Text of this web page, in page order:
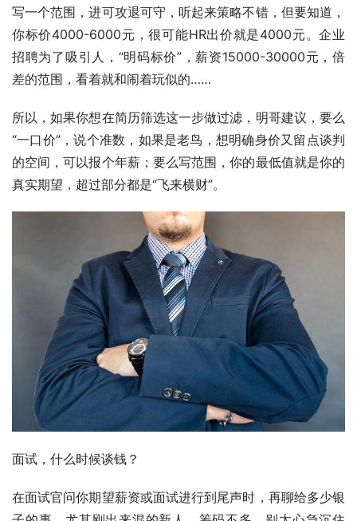
写一个范围，进可攻退可守，听起来策略不错，但要知道，
你标价4000-6000元，很可能HR出价就是4000元。企业
招聘为了吸引人，“明码标价”，薪资15000-30000元，倍
差的范围，看着就和闹着玩似的……
所以，如果你想在简历筛选这一步做过滤，明哥建议，要么
“一口价”，说个准数，如果是老鸟，想明确身价又留点谈判
的空间，可以报个年薪；要么写范围，你的最低值就是你的
真实期望，超过部分都是“飞来横财”。
面试，什么时候谈钱？
在面试官问你期望薪资或面试进行到尾声时，再聊给多少银